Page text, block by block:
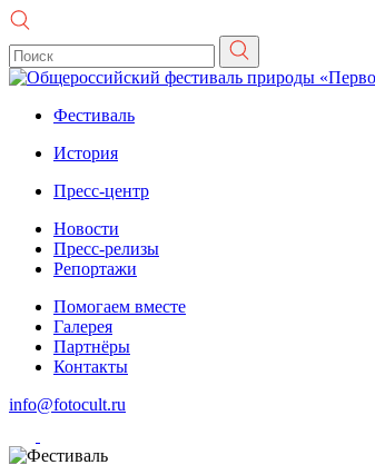
Фестиваль
История
Пресс-центр
Новости
Пресс-релизы
Репортажи
Помогаем вместе
Галерея
Партнёры
Контакты
info@fotocult.ru